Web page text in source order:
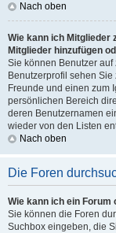
Nach oben
Wie kann ich Mitglieder
Mitglieder hinzufügen
Sie können Benutzer
Benutzerprofil sehen
Freunde und einen zum
persönlichen Bereich
deren Benutzernamen
wieder von den Listen
Nach oben
Die Foren
Wie kann ich ein
Sie können die Foren
Suchbox eingeben, die